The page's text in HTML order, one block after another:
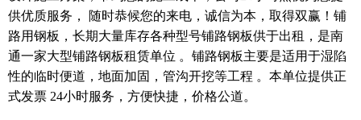
供优质服务， 随时恭候您的来电，诚信为本，取得双赢！铺
路用钢板，长期大量库存各种型号铺路钢板供于出租，是南
通一家大型铺路钢板租赁单位 。铺路钢板主要是适用于湿陷
性的临时便道，地面加固，管沟开挖等工程 。本单位提供正
式发票 24小时服务，方便快捷，价格公道。